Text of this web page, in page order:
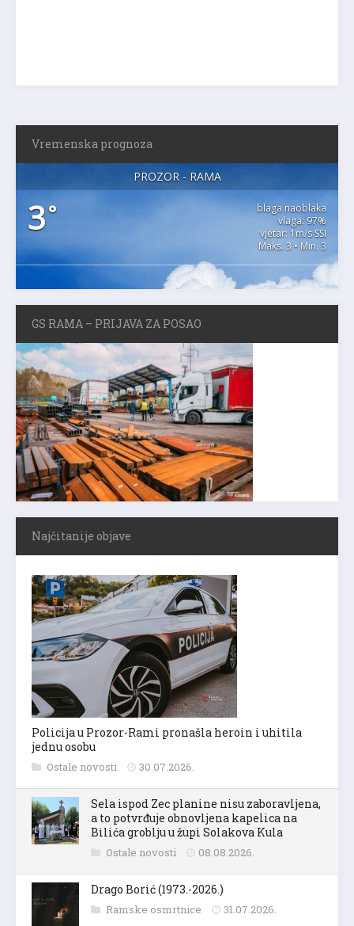
Vremenska prognoza
PROZOR - RAMA
3°
blaga naoblaka
vlaga: 97%
vjetar: 1m/s SSI
Maks. 3 • Min. 3
GS RAMA – PRIJAVA ZA POSAO
Najčitanije objave
Policija u Prozor-Rami pronašla heroin i uhitila
jednu osobu
Ostale novosti 30.07.2026.
Sela ispod Zec planine nisu zaboravljena,
a to potvrđuje obnovljena kapelica na
Bilića groblju u župi Solakova Kula
Ostale novosti 08.08.2026.
Drago Borić (1973.-2026.)
Ramske osmrtnice 31.07.2026.